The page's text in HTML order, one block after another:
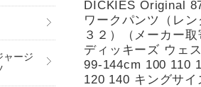
DICKIES Original
ワークパンツ（レン
３２）（メーカー取
ディッキーズ ウェ
99-144cm 100 110
120 140 キングサイ
ャージ